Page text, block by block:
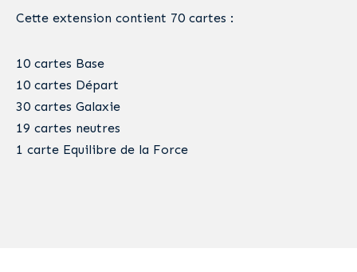
Cette extension contient 70 cartes :
10 cartes Base
10 cartes Départ
30 cartes Galaxie
19 cartes neutres
1 carte Equilibre de la Force